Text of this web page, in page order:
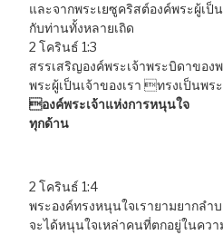
และจากพระเยซูคริสต์องค์พระผู้เป็น
กับท่านทั้งหลายเถิด
2 โครินธ์ 1:3
สรรเสริญองค์พระเจ้าพระบิดาขอ
พระผู้เป็นเจ้าของเรา ทรงเป็นพร
องค์พระเจ้าแห่งการหนุนใจ
ทุกด้าน
2 โครินธ์ 1:4
พระองค์ทรงหนุนใจเรายามยากลำบ
จะได้หนุนใจเหล่าคนที่ตกอยู่ในคว